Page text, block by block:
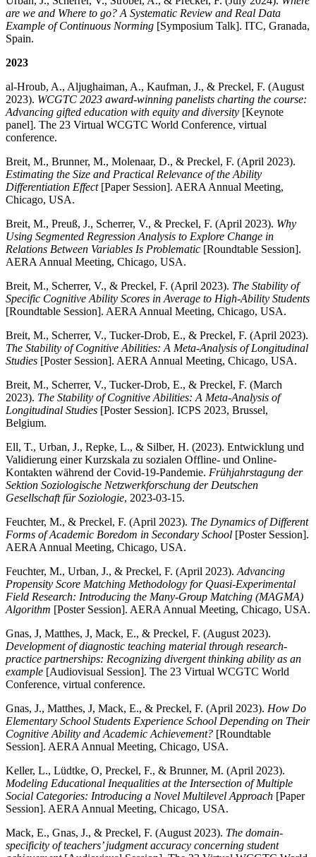
are we and Where to go? A Systematic Review and Real Data
Example of Continuous Norming [Symposium Talk]. ITC, Granada,
Spain.
2023
al-Hroub, A., Aljughaiman, A., Kaufman, J., & Preckel, F. (August
2023). WCGTC 2023 award-winning panelists charting the course:
Advancing gifted education with equity and diversity [Keynote
panel]. The 23 Virtual WCGTC World Conference, virtual
conference.
Breit, M., Brunner, M., Molenaar, D., & Preckel, F. (April 2023).
Estimating the Size and Practical Relevance of the Ability
Differentiation Effect[Paper Session]. AERA Annual Meeting,
Chicago, USA.
Breit, M., Preuß, J., Scherrer, V., & Preckel, F. (April 2023). Why
Using Segmented Regression Analysis to Explore Change in
Relations Between Variables Is Problematic [Roundtable Session].
AERA Annual Meeting, Chicago, USA.
Breit, M., Scherrer, V., & Preckel, F. (April 2023). The Stability of
Specific Cognitive Ability Scores in Average to High-Ability Students
[Roundtable Session]. AERA Annual Meeting, Chicago, USA.
Breit, M., Scherrer, V., Tucker-Drob, E., & Preckel, F. (April 2023).
The Stability of Cognitive Abilities: A Meta-Analysis of Longitudinal
Studies [Poster Session]. AERA Annual Meeting, Chicago, USA.
Breit, M., Scherrer, V., Tucker-Drob, E., & Preckel, F. (March
2023). The Stability of Cognitive Abilities: A Meta-Analysis of
Longitudinal Studies [Poster Session]. ICPS 2023, Brussel,
Belgium.
Ell, T., Urban, J., Repke, L., & Silber, H. (2023). Entwicklung und
Validierung einer Kurzskala zu sozialen Offline- und Online-
Kontakten während der Covid-19-Pandemie. Frühjahrstagung der
Sektion Soziologische Netzwerkforschung der Deutschen
Gesellschaft für Soziologie, 2023-03-15.
Feuchter, M., & Preckel, F. (April 2023). The Dynamics of Different
Forms of Academic Boredom in Secondary School [Poster Session].
AERA Annual Meeting, Chicago, USA.
Feuchter, M., Urban, J., & Preckel, F. (April 2023). Advancing
Propensity Score Matching Methodology for Quasi-Experimental
Field Research: Introducing the Many-Group Matching (MAGMA)
Algorithm [Poster Session]. AERA Annual Meeting, Chicago, USA.
Gnas, J, Matthes, J, Mack, E., & Preckel, F. (August 2023).
Development of diagnostic teaching material through research-
practice partnerships: Recognizing divergent thinking ability as an
example [Audiovisual Session]. The 23 Virtual WCGTC World
Conference, virtual conference.
Gnas, J., Matthes, J, Mack, E., & Preckel, F. (April 2023). How Do
Elementary School Students Experience School Depending on Their
Cognitive Ability and Academic Achievement? [Roundtable
Session]. AERA Annual Meeting, Chicago, USA.
Keller, L., Lüdtke, O, Preckel, F., & Brunner, M. (April 2023).
Modeling Educational Inequalities at the Intersection of Multiple
Social Categories: Introducing a Novel Multilevel Approach [Paper
Session]. AERA Annual Meeting, Chicago, USA.
Mack, E., Gnas, J., & Preckel, F. (August 2023). The domain-
specificity of teachers’ judgment accuracy concerning student